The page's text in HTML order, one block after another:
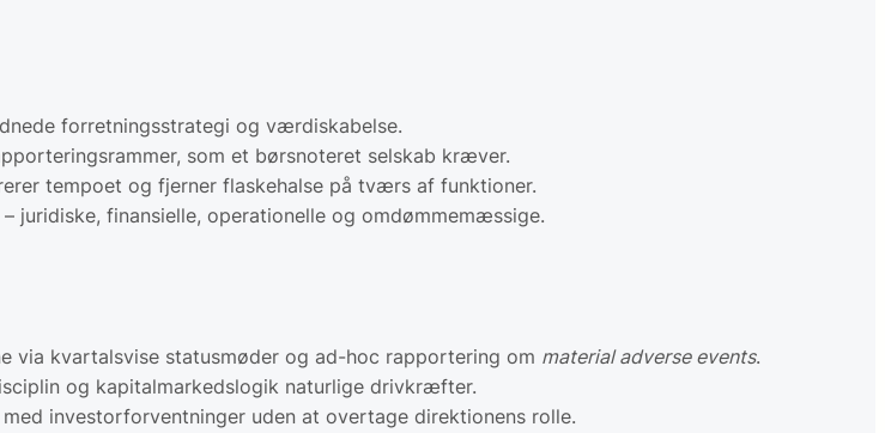
forretningsstrategi og værdiskabelse.
som et børsnoteret selskab kræver.
tempoet og fjerner flaskehalse på tværs af funktioner.
juridiske, finansielle, operationelle og omdømmemæssige.
via kvartalsvise statusmøder og ad-hoc rapportering om material adverse events.
og kapitalmarkedslogik naturlige drivkræfter.
investor­forventninger uden at overtage direktionens rolle.